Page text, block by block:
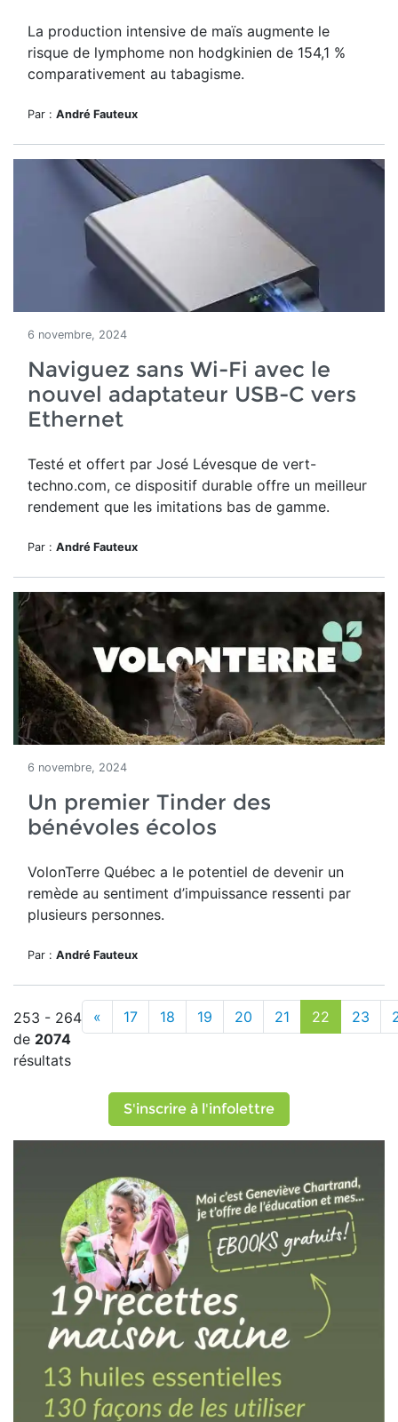
La production intensive de maïs augmente le
risque de lymphome non hodgkinien de 154,1 %
comparativement au tabagisme.
Par : André Fauteux
6 novembre, 2024
Naviguez sans Wi-Fi avec le
nouvel adaptateur USB-C vers
Ethernet
Testé et offert par José Lévesque de vert-
techno.com, ce dispositif durable offre un meilleur
rendement que les imitations bas de gamme.
Par : André Fauteux
6 novembre, 2024
Un premier Tinder des
bénévoles écolos
VolonTerre Québec a le potentiel de devenir un
remède au sentiment d’impuissance ressenti par
plusieurs personnes.
Par : André Fauteux
253 - 264
de 2074
résultats
« 17 18 19 20 21 22 23
S'inscrire à l'infolettre